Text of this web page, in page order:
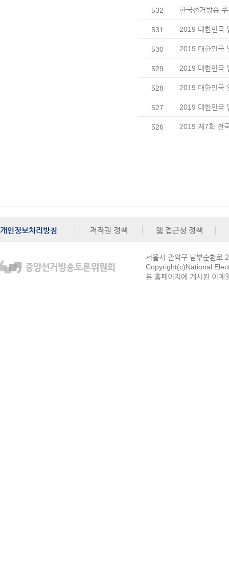
532 한국선거방송
531 2019 대한민국
530 2019 대한민국
529 2019 대한민국
528 2019 대한민국
527 2019 대한민국
526 2019 제7회 전
개인정보처리방침 저작권 정책 웹 접근성 정책
서울시 관악구 남부순환로
Copyright(c)National
본 홈페이지에 게시된 이메